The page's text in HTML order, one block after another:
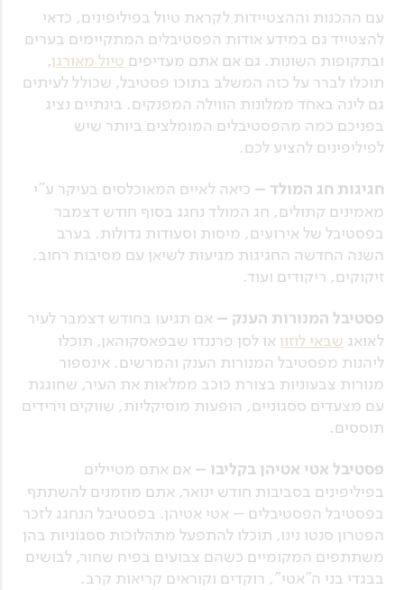
עם ההכנות וההצטיידות לקראת טיול בפיליפינים, כדאי
להצטייד גם במידע אודות הפסטיבלים המתקיימים בערים
ובתקופות השונות. גם אם אתם מעדיפים טיול מאורגן,
תוכלו לברר על כזה המשלב בתוכו פסטיבל, שכולל לעיתים
גם לינה באחד ממלונות הווילה המפנקים. בינתיים נציג
בפניכם כמה מהפסטיבלים המומלצים ביותר שיש
לפיליפינים להציע לכם.
חגיגות חג המולד – כיאה לאיים המאוכלסים בעיקר ע"י
מאמינים קתולים, חג המולד נחגג בסוף חודש דצמבר
בפסטיבל של אירועים, מיסות וסעודות גדולות. בערב
השנה החדשה החגיגות מגיעות לשיאן עם מסיבות רחוב,
זיקוקים, ריקודים ועוד.
פסטיבל המנורות הענק – אם תגיעו בחודש דצמבר לעיר
לאואג שבאי לוזון או לסן פרננדו שבפאסקוהאן, תוכלו
ליהנות מפסטיבל המנורות הענק והמרשים. אינספור
מנורות צבעוניות בצורת כוכב ממלאות את העיר, שחוגגת
עם מצעדים ססגוניים, הופעות מוסיקליות, שווקים וירידים
תוססים.
פסטיבל אטי אטיהן בקליבו – אם אתם מטיילים
בפיליפינים בסביבות חודש ינואר, אתם מוזמנים להשתתף
בפסטיבל הפסטיבלים – אטי אטיהן. בפסטיבל הנחגג לזכר
הפטרון סנטו נינו, תוכלו להתפעל מתהלוכות ססגוניות בהן
משתתפים המקומיים כשהם צבועים בפיח שחור, לבושים
בבגדי בני ה"אטי", רוקדים וקוראים קריאות קרב.